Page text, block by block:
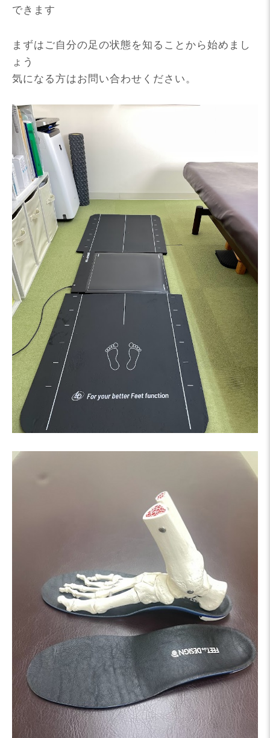
できます
まずはご自分の足の状態を知ることから始めまし
ょう
気になる方はお問い合わせください。